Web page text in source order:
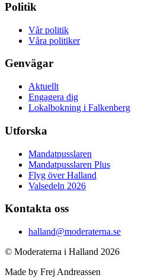
Politik
Vår politik
Våra politiker
Genvägar
Aktuellt
Engagera dig
Lokalbokning i Falkenberg
Utforska
Mandatpusslaren
Mandatpusslaren Plus
Flyg över Halland
Valsedeln 2026
Kontakta oss
halland@moderaterna.se
© Moderaterna i Halland 2026
Made by Frej Andreassen